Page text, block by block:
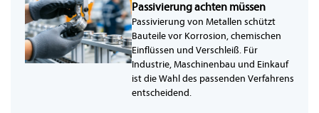
Passivierung achten müssen
Passivierung von Metallen schützt
Bauteile vor Korrosion, chemischen
Einflüssen und Verschleiß. Für
Industrie, Maschinenbau und Einkauf
ist die Wahl des passenden Verfahrens
entscheidend.